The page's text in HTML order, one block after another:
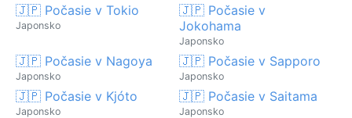
🇯🇵 Počasie v Tokio
Japonsko
🇯🇵 Počasie v
Jokohama
Japonsko
🇯🇵 Počasie v Nagoya
Japonsko
🇯🇵 Počasie v Sapporo
Japonsko
🇯🇵 Počasie v Kjóto
Japonsko
🇯🇵 Počasie v Saitama
Japonsko